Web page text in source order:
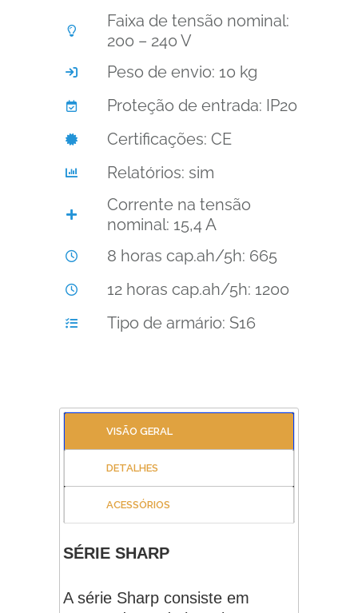
Faixa de tensão nominal:
200 – 240 V
Peso de envio: 10 kg
Proteção de entrada: IP20
Certificações: CE
Relatórios: sim
Corrente na tensão
nominal: 15,4 A
8 horas cap.ah/5h: 665
12 horas cap.ah/5h: 1200
Tipo de armário: S16
VISÃO GERAL
DETALHES
ACESSÓRIOS
SÉRIE SHARP
A série Sharp consiste em